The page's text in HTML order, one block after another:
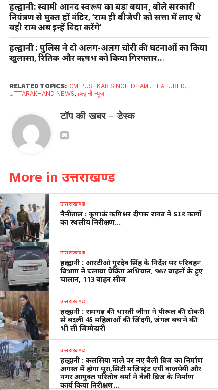
हल्द्वानी: स्वामी आनंद स्वरूप का बड़ा बयान, बोले सरकारी
नियंत्रण से मुक्त हों मंदिर, ‘राम ही बीजेपी को सत्ता में लाए थे
वही राम अब इन्हें विदा करेंगे’
हल्द्वानी : पुलिस ने दो अलग-अलग चोरी की घटनाओं का किया
खुलासा, रितिक और ऋषभ को किया गिरफ्तार…
RELATED TOPICS: CM PUSHKAR SINGH DHAMI, FEATURED,
UTTARAKHAND NEWS,हल्द्वानी न्यूज़
टॉप की खबर - डेस्क
More in उत्तराखण्ड
उत्तराखण्ड
नैनीताल : कुमाऊं कमिश्नर दीपक रावत ने SIR कार्यों
का स्थलीय निरीक्षण…
उत्तराखण्ड
हल्द्वानी : आरटीओ गुरदेव सिंह के निर्देश पर परिवहन
विभाग ने चलाया चेकिंग अभियान, 967 वाहनों के हुए
चालान, 113 वाहन सीज
उत्तराखण्ड
हल्द्वानी : रामगढ़ की भारती जीना ने पीरूल की टोकरी
से बदली 45 महिलाओं की जिंदगी, जंगल बचाने की
भी ली जिम्मेदारी
उत्तराखण्ड
हल्द्वानी : कलसिया नाले पर नए वैली ब्रिज का निर्माण
अगस्त में होगा पूरा,सिटी मजिस्ट्रेट एपी वाजपेयी और
नगर आयुक्त परितोष वर्मा ने वैली ब्रिज के निर्माण
कार्य किया निरीक्षण…